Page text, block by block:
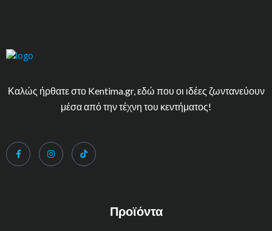
Καλώς ήρθατε στο Kentima.gr, εδώ που οι ιδέες ζωντανεύουν
μέσα από την τέχνη του κεντήματος!
Προϊόντα